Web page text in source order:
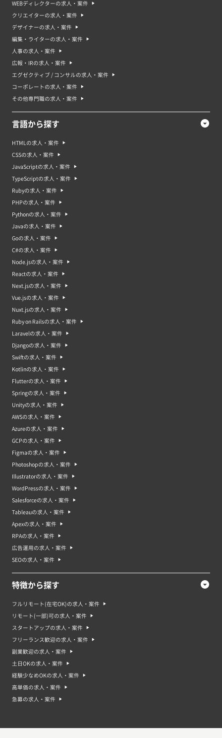
WEBディレクターの求人・案件
クリエイターの求人・案件
デザイナーの求人・案件
編集・ライターの求人・案件
人事の求人・案件
広報・IRの求人・案件
エグゼクティブ / コンサルの求人・案件
コーポレートの求人・案件
その他専門職の求人・案件
言語から探す
HTMLの求人・案件
CSSの求人・案件
JavaScriptの求人・案件
TypeScriptの求人・案件
Rubyの求人・案件
PHPの求人・案件
Pythonの求人・案件
Javaの求人・案件
Goの求人・案件
C#の求人・案件
Node.jsの求人・案件
Reactの求人・案件
Next.jsの求人・案件
Vue.jsの求人・案件
Nuxt.jsの求人・案件
Ruby on Railsの求人・案件
Laravelの求人・案件
Djangoの求人・案件
Swiftの求人・案件
Kotlinの求人・案件
Flutterの求人・案件
Springの求人・案件
Unityの求人・案件
AWSの求人・案件
Azureの求人・案件
GCPの求人・案件
Figmaの求人・案件
Photoshopの求人・案件
Illustratorの求人・案件
WordPressの求人・案件
Salesforceの求人・案件
Tableauの求人・案件
Apexの求人・案件
RPAの求人・案件
広告運用の求人・案件
SEOの求人・案件
特徴から探す
フルリモート(在宅OK)の求人・案件
リモート(一部)可の求人・案件
スタートアップの求人・案件
フリーランス歓迎の求人・案件
副業歓迎の求人・案件
土日OKの求人・案件
経験少なめOKの求人・案件
高単価の求人・案件
急募の求人・案件